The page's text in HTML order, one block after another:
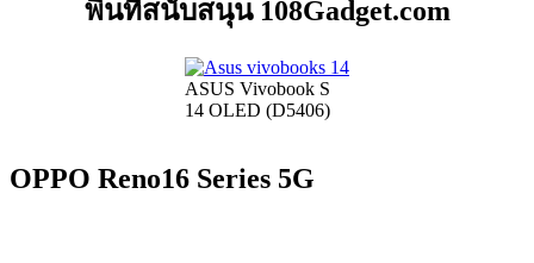
พื้นที่สนับสนุน 108Gadget.com
ASUS Vivobook S
14 OLED (D5406)
OPPO Reno16 Series 5G